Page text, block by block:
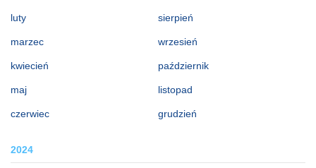
luty
marzec
kwiecień
maj
czerwiec
sierpień
wrzesień
październik
listopad
grudzień
2024